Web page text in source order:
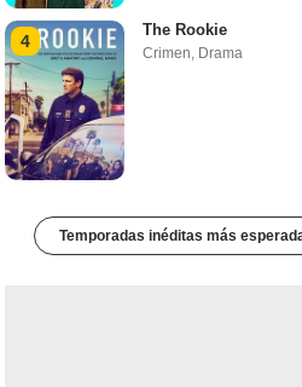
4
The Rookie
Crimen, Drama
Temporadas inéditas más